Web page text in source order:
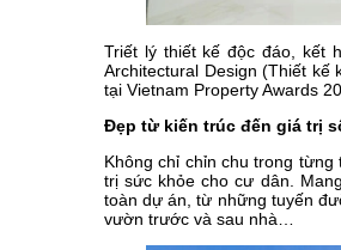
Triết lý thiết kế độc đáo, kết
Architectural Design (Thiết kế
tại Vietnam Property Awards
Đẹp từ kiến trúc đến giá trị
Không chỉ chỉn chu trong
trị sức khỏe cho cư dân.
toàn dự án, từ những tuyến
vườn trước và sau nhà…